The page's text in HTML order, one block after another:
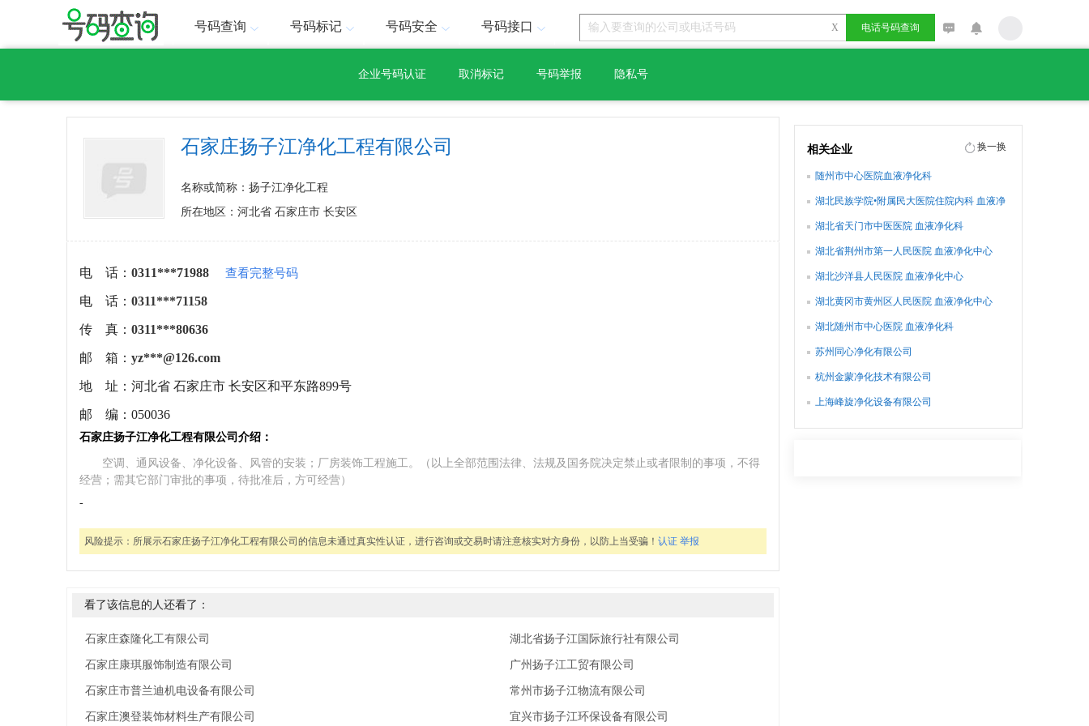
号码查询 号码标记 号码安全 号码接口 X 电话号码查询
企业号码认证 取消标记 号码举报 隐私号
石家庄扬子江净化工程有限公司
名称或简称：扬子江净化工程
所在地区：河北省 石家庄市 长安区
电 话： 0311***71988 查看完整号码
电 话： 0311***71158
传 真： 0311***80636
邮 箱： yz***@126.com
地 址： 河北省 石家庄市 长安区和平东路899号
邮 编： 050036
石家庄扬子江净化工程有限公司介绍：
空调、通风设备、净化设备、风管的安装；厂房装饰工程施工。（以上全部范围法律、法规及国务院决定禁止或者限制的事项，不得
经营；需其它部门审批的事项，待批准后，方可经营）
-
风险提示： 所展示石家庄扬子江净化工程有限公司的信息未通过真实性认证，进行咨询或交易时请注意核实对方身份，以防上当受骗！ 认证 举报
看了该信息的人还看了：
石家庄森隆化工有限公司
石家庄康琪服饰制造有限公司
石家庄市普兰迪机电设备有限公司
石家庄澳登装饰材料生产有限公司
湖北省扬子江国际旅行社有限公司
广州扬子江工贸有限公司
常州市扬子江物流有限公司
宜兴市扬子江环保设备有限公司
相关企业 换一换
随州市中心医院血液净化科
湖北民族学院•附属民大医院住院内科 血液净
湖北省天门市中医医院 血液净化科
湖北省荆州市第一人民医院 血液净化中心
湖北沙洋县人民医院 血液净化中心
湖北黄冈市黄州区人民医院 血液净化中心
湖北随州市中心医院 血液净化科
苏州同心净化有限公司
杭州金蒙净化技术有限公司
上海峰旋净化设备有限公司